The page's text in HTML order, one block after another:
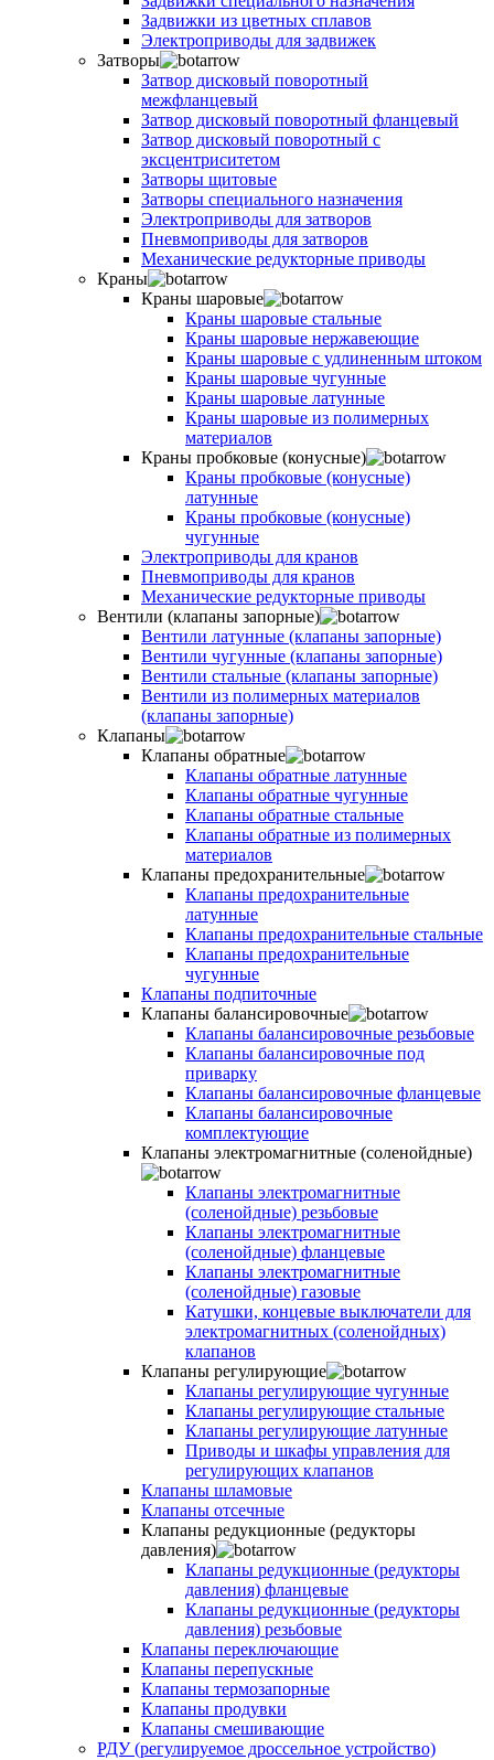
Задвижки из цветных сплавов
Электроприводы для задвижек
Затворы
Затвор дисковый поворотный
межфланцевый
Затвор дисковый поворотный фланцевый
Затвор дисковый поворотный с
эксцентриситетом
Затворы щитовые
Затворы специального назначения
Электроприводы для затворов
Пневмоприводы для затворов
Механические редукторные приводы
Краны
Краны шаровые
Краны шаровые стальные
Краны шаровые нержавеющие
Краны шаровые с удлиненным штоком
Краны шаровые чугунные
Краны шаровые латунные
Краны шаровые из полимерных
материалов
Краны пробковые (конусные)
Краны пробковые (конусные)
латунные
Краны пробковые (конусные)
чугунные
Электроприводы для кранов
Пневмоприводы для кранов
Механические редукторные приводы
Вентили (клапаны запорные)
Вентили латунные (клапаны запорные)
Вентили чугунные (клапаны запорные)
Вентили стальные (клапаны запорные)
Вентили из полимерных материалов
(клапаны запорные)
Клапаны
Клапаны обратные
Клапаны обратные латунные
Клапаны обратные чугунные
Клапаны обратные стальные
Клапаны обратные из полимерных
материалов
Клапаны предохранительные
Клапаны предохранительные
латунные
Клапаны предохранительные стальные
Клапаны предохранительные
чугунные
Клапаны подпиточные
Клапаны балансировочные
Клапаны балансировочные резьбовые
Клапаны балансировочные под
приварку
Клапаны балансировочные фланцевые
Клапаны балансировочные
комплектующие
Клапаны электромагнитные (соленойдные)
Клапаны электромагнитные
(соленойдные) резьбовые
Клапаны электромагнитные
(соленойдные) фланцевые
Клапаны электромагнитные
(соленойдные) газовые
Катушки, концевые выключатели для
электромагнитных (соленойдных)
клапанов
Клапаны регулирующие
Клапаны регулирующие чугунные
Клапаны регулирующие стальные
Клапаны регулирующие латунные
Приводы и шкафы управления для
регулирующих клапанов
Клапаны шламовые
Клапаны отсечные
Клапаны редукционные (редукторы
давления)
Клапаны редукционные (редукторы
давления) фланцевые
Клапаны редукционные (редукторы
давления) резьбовые
Клапаны переключающие
Клапаны перепускные
Клапаны термозапорные
Клапаны продувки
Клапаны смешивающие
РДУ (регулируемое дроссельное устройство)